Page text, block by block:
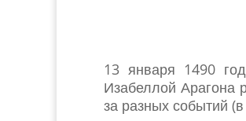
13 января 1490
Изабеллой Арагона
за разных событий